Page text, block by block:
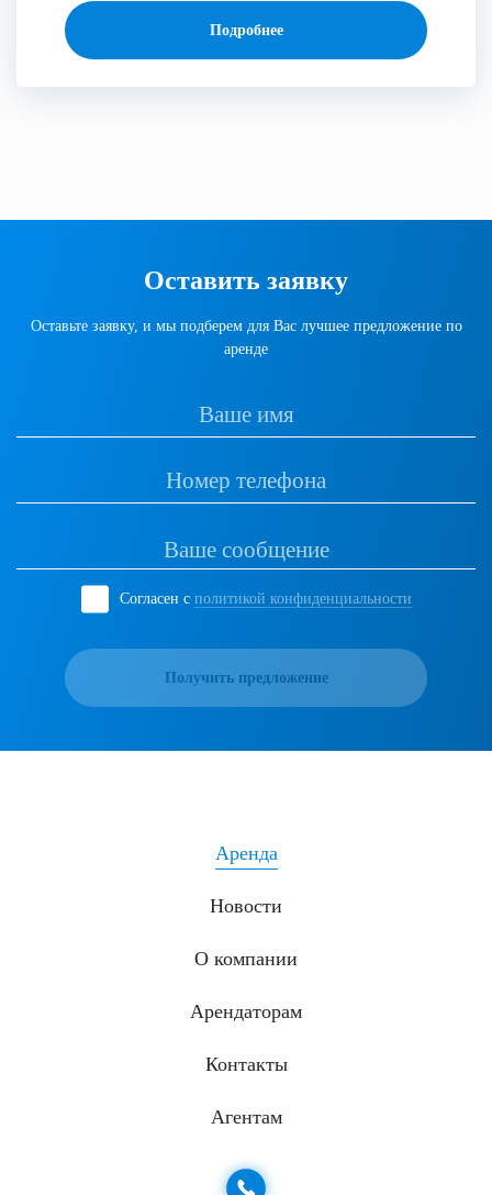
Подробнее
Оставить заявку
Оставьте заявку, и мы подберем для Вас лучшее предложение по
аренде
Согласен с политикой конфиденциальности
Получить предложение
Аренда
Новости
О компании
Арендаторам
Контакты
Агентам